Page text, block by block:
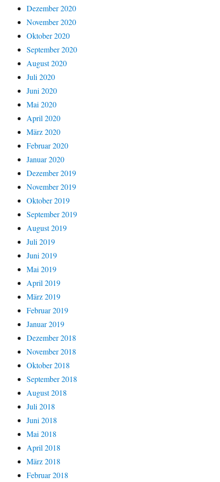
Dezember 2020
November 2020
Oktober 2020
September 2020
August 2020
Juli 2020
Juni 2020
Mai 2020
April 2020
März 2020
Februar 2020
Januar 2020
Dezember 2019
November 2019
Oktober 2019
September 2019
August 2019
Juli 2019
Juni 2019
Mai 2019
April 2019
März 2019
Februar 2019
Januar 2019
Dezember 2018
November 2018
Oktober 2018
September 2018
August 2018
Juli 2018
Juni 2018
Mai 2018
April 2018
März 2018
Februar 2018